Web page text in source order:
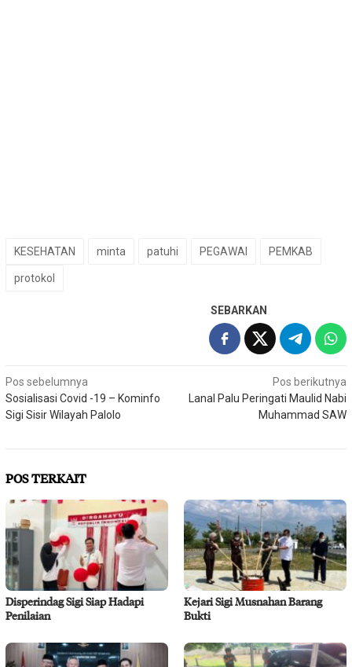
KESEHATAN minta patuhi PEGAWAI PEMKAB
protokol
SEBARKAN
Navigasi
pos
Pos sebelumnya
Sosialisasi Covid -19 – Kominfo
Sigi Sisir Wilayah Palolo
Pos berikutnya
Lanal Palu Peringati Maulid Nabi
Muhammad SAW
POS TERKAIT
Disperindag Sigi Siap Hadapi
Penilaian
Kejari Sigi Musnahan Barang
Bukti